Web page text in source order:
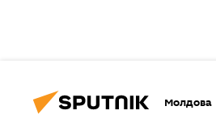
Молдова